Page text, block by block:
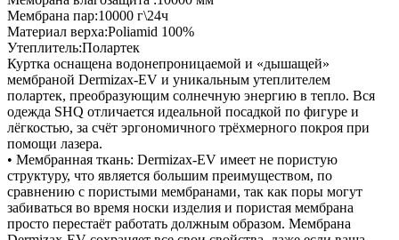
Мембрана пар:10000 г\24ч
Материал верха:Poliamid 100%
Утеплитель:Полартек
Куртка оснащена водонепроницаемой и «дышащей»
мембраной Dermizax-EV и уникальным утеплителем
полартек, преобразующим солнечную энергию в тепло. Вся
одежда SHQ отличается идеальной посадкой по фигуре и
лёгкостью, за счёт эргономичного трёхмерного покроя при
помощи лазера.
• Мембранная ткань: Dermizax-EV имеет не пористую
структуру, что является большим преимуществом, по
сравнению с пористыми мембранами, так как поры могут
забиваться во время носки изделия и пористая мембрана
просто перестаёт работать должным образом. Мембрана